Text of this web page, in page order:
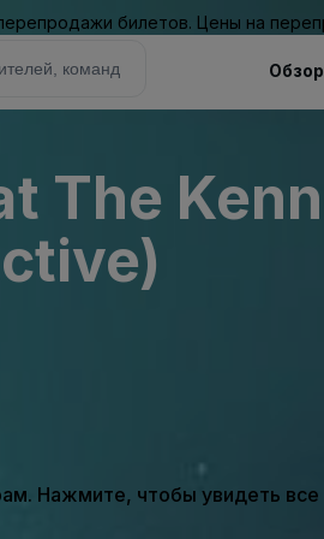
билетов. Цены на
Обзор
The
Нажмите, чтобы увидеть все